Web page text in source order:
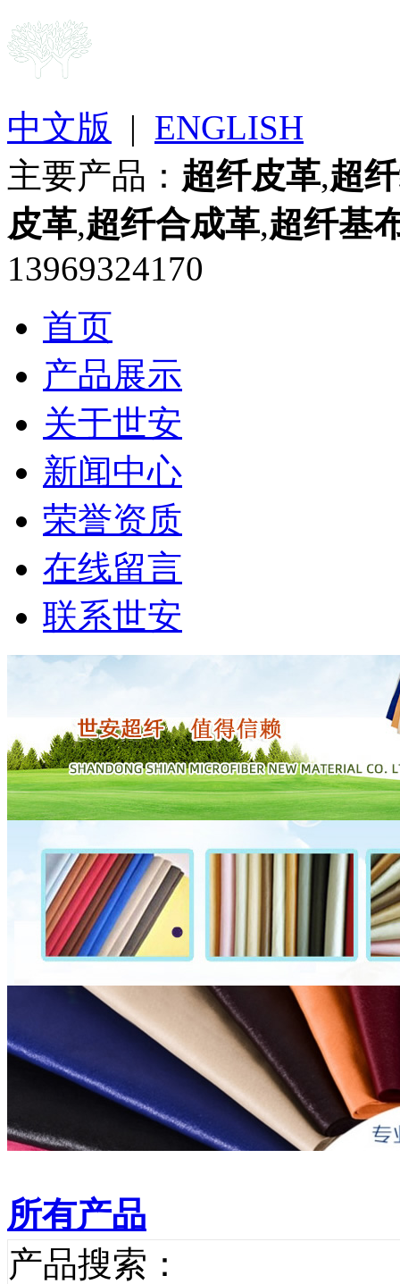
中文版 | ENGLISH
主要产品： 超纤皮革,超
皮革,超纤合成革,超纤基
13969324170
首页
产品展示
关于世安
新闻中心
荣誉资质
在线留言
联系世安
所有产品
产品搜索：